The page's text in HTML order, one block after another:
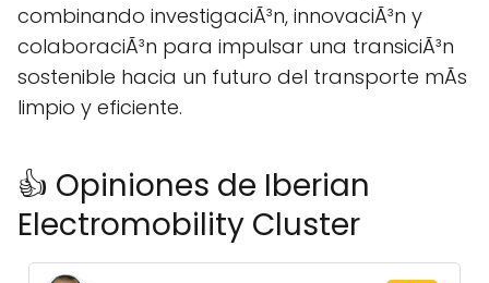
combinando investigaciÃ³n, innovaciÃ³n y
colaboraciÃ³n para impulsar una transiciÃ³n
sostenible hacia un futuro del transporte mÃs
limpio y eficiente.
👍 Opiniones de Iberian
Electromobility Cluster